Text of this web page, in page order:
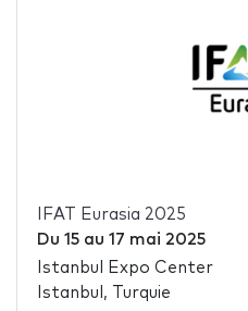
IFAT Eurasia 2025
Du 15au 17 mai 2025
Istanbul Expo Center
Istanbul, Turquie